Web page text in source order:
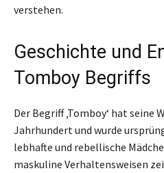
verstehen.
Geschichte und
Tomboy Begriffs
Der Begriff ‚Tomboy‘ hat seine
Jahrhundert und wurde
lebhafte und rebellische
maskuline Verhaltensweisen